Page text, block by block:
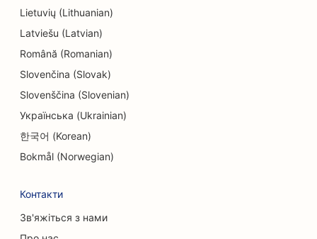
SEO для лікарів-ендодонтистів
SEO для квест-кімнат
ЕО для етнічних ресторанів
SEO для послуг з підтяжки обличчя
SEO для фінансових планувальників
Lietuvių (Lithuanian)
Latviešu (Latvian)
Română (Romanian)
Slovenčina (Slovak)
Slovenščina (Slovenian)
Українська (Ukrainian)
한국어 (Korean)
Bokmål (Norwegian)
Контакти
Зв'яжіться з нами